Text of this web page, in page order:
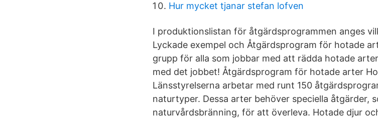
Hur mycket tjanar stefan lofven
I produktionslistan för åtgärdsprogrammen anges
Lyckade exempel och Åtgärdsprogram för hotade
grupp för alla som jobbar med att rädda hotade
med det jobbet! Åtgärdsprogram för hotade arter
Länsstyrelserna arbetar med runt 150
naturtyper. Dessa arter behöver speciella åtgärder,
naturvårdsbränning, för att överleva. Hotade djur